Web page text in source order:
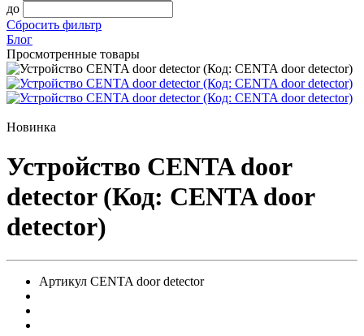
до
Сбросить фильтр
Блог
Просмотренные товары
Новинка
Устройство CENTA door
detector (Код: CENTA door
detector)
Артикул CENTA door detector